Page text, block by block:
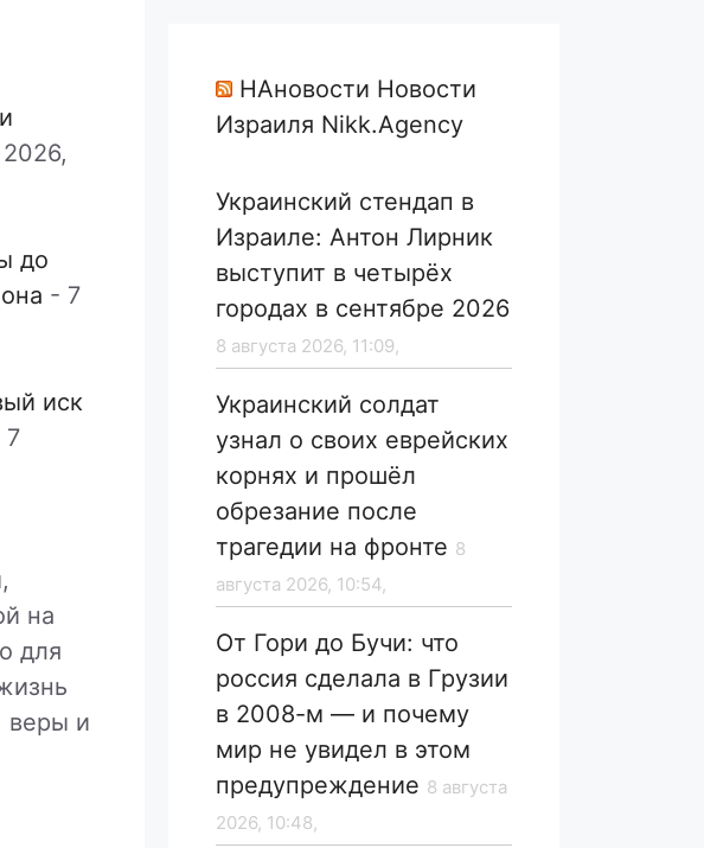
2026,
до
- 7
иск
7
на
для
веры и
НАновости Новости
Израиля Nikk.Agency
Украинский стендап в
Израиле: Антон Лирник
выступит в четырёх
городах в сентябре 2026
8 августа 2026, 11:09,
Украинский солдат
узнал о своих еврейских
корнях и прошёл
обрезание после
трагедии на фронте 8
августа 2026, 10:54,
От Гори до Бучи: что
россия сделала в Грузии
в 2008-м — и почему
мир не увидел в этом
предупреждение 8 августа
2026, 10:48,